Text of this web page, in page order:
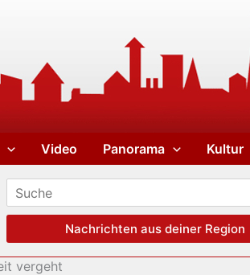
Video Panorama Kultur
Nachrichten aus deiner Region
vergeht